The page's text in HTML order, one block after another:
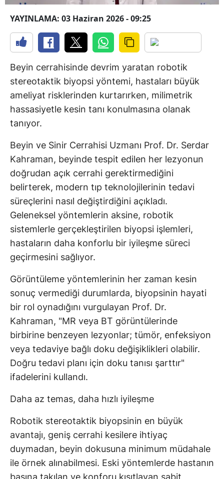
YAYINLAMA: 03 Haziran 2026 - 09:25
Beyin cerrahisinde devrim yaratan robotik
stereotaktik biyopsi yöntemi, hastaları büyük
ameliyat risklerinden kurtarırken, milimetrik
hassasiyetle kesin tanı konulmasına olanak
tanıyor.
Beyin ve Sinir Cerrahisi Uzmanı Prof. Dr. Serdar
Kahraman, beyinde tespit edilen her lezyonun
doğrudan açık cerrahi gerektirmediğini
belirterek, modern tıp teknolojilerinin tedavi
süreçlerini nasıl değiştirdiğini açıkladı.
Geleneksel yöntemlerin aksine, robotik
sistemlerle gerçekleştirilen biyopsi işlemleri,
hastaların daha konforlu bir iyileşme süreci
geçirmesini sağlıyor.
Görüntüleme yöntemlerinin her zaman kesin
sonuç vermediği durumlarda, biyopsinin hayati
bir rol oynadığını vurgulayan Prof. Dr.
Kahraman, "MR veya BT görüntülerinde
birbirine benzeyen lezyonlar; tümör, enfeksiyon
veya tedaviye bağlı doku değişiklikleri olabilir.
Doğru tedavi planı için doku tanısı şarttır"
ifadelerini kullandı.
Daha az temas, daha hızlı iyileşme
Robotik stereotaktik biyopsinin en büyük
avantajı, geniş cerrahi kesilere ihtiyaç
duymadan, beyin dokusuna minimum müdahale
ile örnek alınabilmesi. Eski yöntemlerde hastanın